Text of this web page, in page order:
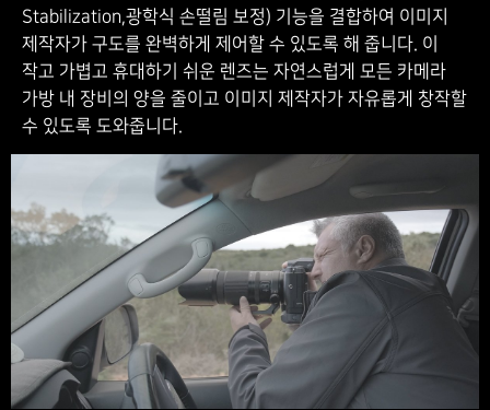
Stabilization,광학식 손떨림 보정) 기능을 결합하여 이미지
제작자가 구도를 완벽하게 제어할 수 있도록 해 줍니다. 이
작고 가볍고 휴대하기 쉬운 렌즈는 자연스럽게 모든 카메라
가방 내 장비의 양을 줄이고 이미지 제작자가 자유롭게 창작할
수 있도록 도와줍니다.